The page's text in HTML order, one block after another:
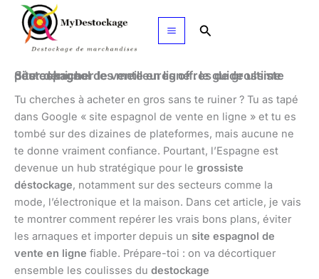
Aller
contenu
Rechercher
Site espagnol de vente en ligne : le guide ultime pour dénicher les meilleures offres de grossiste déstockage
Tu cherches à acheter en gros sans te ruiner ? Tu as tapé
dans Google « site espagnol de vente en ligne » et tu es
tombé sur des dizaines de plateformes, mais aucune ne
te donne vraiment confiance. Pourtant, l’Espagne est
devenue un hub stratégique pour le grossiste
déstockage, notamment sur des secteurs comme la
mode, l’électronique et la maison. Dans cet article, je vais
te montrer comment repérer les vrais bons plans, éviter
les arnaques et importer depuis un site espagnol de
vente en ligne fiable. Prépare-toi : on va décortiquer
ensemble les coulisses du destockage